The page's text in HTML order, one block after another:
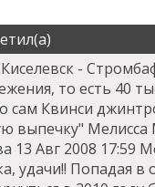
-
то есть 40
сам Квинси
выпечку" Мелисса
13 Авг 2008 17:59
удачи!! Попадая в